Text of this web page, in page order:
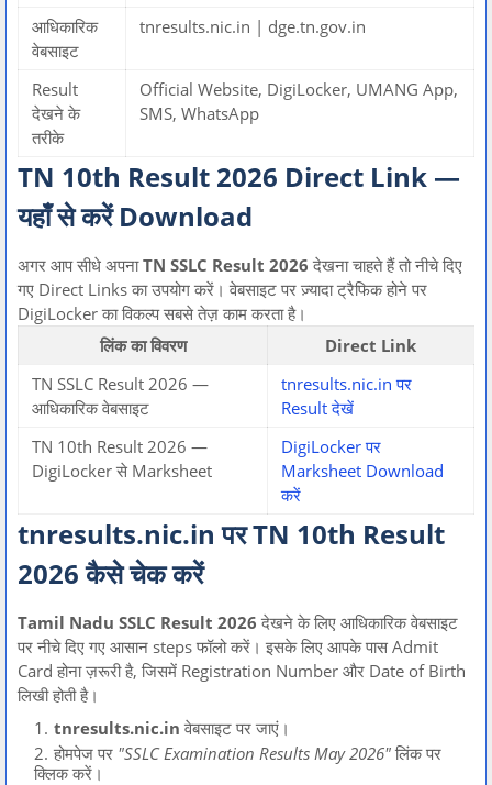
आधिकारिक
वेबसाइट
tnresults.nic.in | dge.tn.gov.in
Result
देखने के
तरीके
Official Website, DigiLocker, UMANG App,
SMS, WhatsApp
TN 10th Result 2026 Direct Link —
यहाँ से करें Download
अगर आप सीधे अपनाTN SSLC Result 2026 देखना चाहते हैं तो नीचे दिए
गए Direct Links का उपयोग करें। वेबसाइट पर ज़्यादा ट्रैफिक होने पर
DigiLocker का विकल्प सबसे तेज़ काम करता है।
लिंक का विवरण
Direct Link
TN SSLC Result 2026 —
आधिकारिक वेबसाइट
tnresults.nic.in पर
Result देखें
TN 10th Result 2026 —
DigiLocker से Marksheet
DigiLocker पर
Marksheet Download
करें
tnresults.nic.in पर TN 10th Result
2026 कैसे चेक करें
Tamil Nadu SSLC Result 2026 देखने के लिए आधिकारिक वेबसाइट
पर नीचे दिए गए आसान steps फॉलो करें। इसके लिए आपके पास Admit
Card होना ज़रूरी है, जिसमें Registration Number और Date of Birth
लिखी होती है।
tnresults.nic.in वेबसाइट पर जाएं।
होमपेज पर "SSLC Examination Results May 2026" लिंक पर
क्लिक करें।